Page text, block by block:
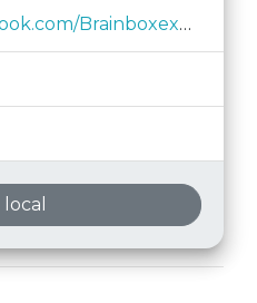
Brainboxexperience